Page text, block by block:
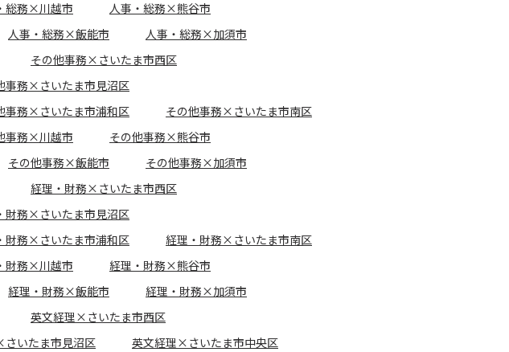
総務×川越市
人事・総務×熊谷市
人事・総務×飯能市
人事・総務×加須市
その他事務×さいたま市西区
事務×さいたま市見沼区
事務×さいたま市浦和区
その他事務×さいたま市南区
事務×川越市
その他事務×熊谷市
その他事務×飯能市
その他事務×加須市
経理・財務×さいたま市西区
財務×さいたま市見沼区
財務×さいたま市浦和区
経理・財務×さいたま市南区
財務×川越市
経理・財務×熊谷市
経理・財務×飯能市
経理・財務×加須市
英文経理×さいたま市西区
いたま市見沼区
英文経理×さいたま市中央区